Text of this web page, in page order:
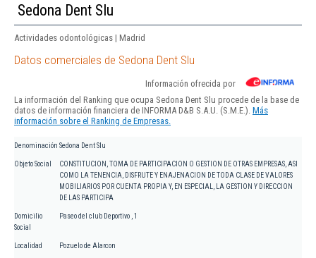
Sedona Dent Slu
Actividades odontológicas | Madrid
Datos comerciales de Sedona Dent Slu
Información ofrecida por
La información del Ranking que ocupa Sedona Dent Slu procede de la base de
datos de información financiera de INFORMA D&B S.A.U. (S.M.E.). Más
información sobre el Ranking de Empresas.
Denominación Sedona Dent Slu
Objeto Social
CONSTITUCION, TOMA DE PARTICIPACION O GESTION DE OTRAS EMPRESAS, ASI
COMO LA TENENCIA, DISFRUTE Y ENAJENACION DE TODA CLASE DE VALORES
MOBILIARIOS POR CUENTA PROPIA Y, EN ESPECIAL, LA GESTION Y DIRECCION
DE LAS PARTICIPA
Domicilio
Social
Paseo del club Deportivo , 1
Localidad Pozuelo de Alarcon